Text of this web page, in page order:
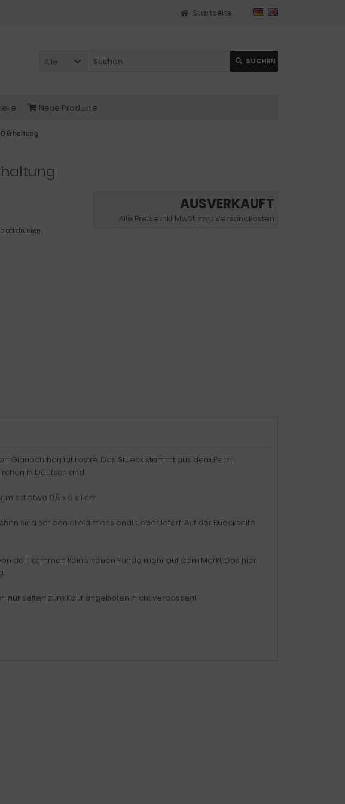
Startseite
Alle SUCHEN
Neue Produkte
Erhaltung
AUSVERKAUFT
Alle Preise inkl. MwSt. zzgl. Versandkosten
drucken
Glanochthon latirostre. Das Stueck stammt aus dem Perm
in Deutschland.
etwa 9,5 x 6 x 1 cm.
sind schoen dreidimensional ueberliefert, Auf der Rueckseite
dort kommen keine neuen Funde mehr auf dem Markt. Das hier
nur selten zum Kauf angeboten, nicht verpassen!